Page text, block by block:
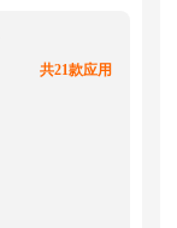
共21款应用